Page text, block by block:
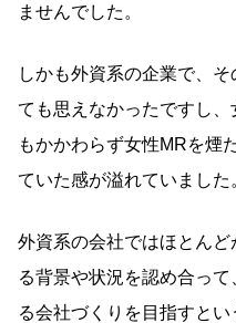
ませんでした。
しかも外資系の企業で、
ても思えなかったですし
もかかわらず女性MRを煙
ていた感が溢れていました
外資系の会社ではほとん
る背景や状況を認め合っ
る会社づくりを目指すと